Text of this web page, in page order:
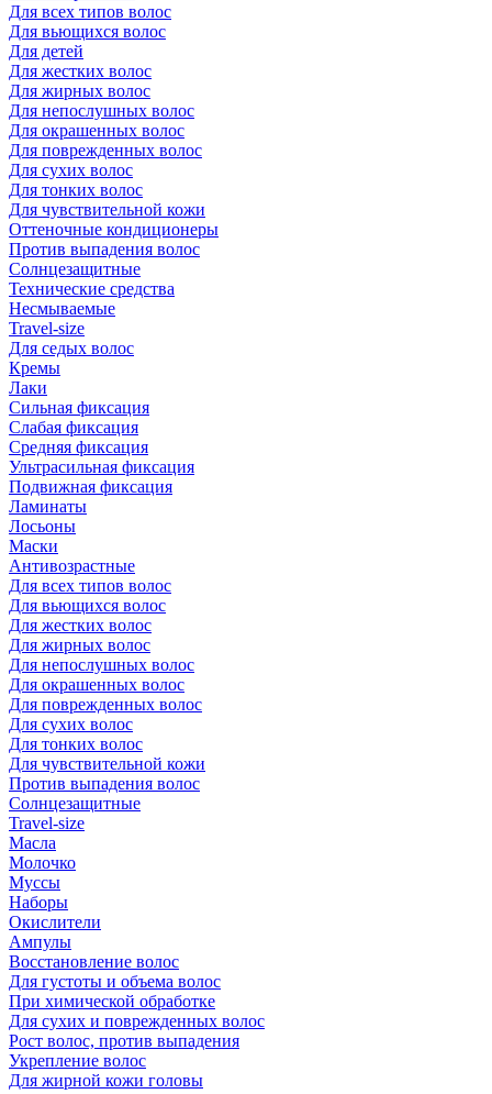
Для всех типов волос
Для вьющихся волос
Для детей
Для жестких волос
Для жирных волос
Для непослушных волос
Для окрашенных волос
Для поврежденных волос
Для сухих волос
Для тонких волос
Для чувствительной кожи
Оттеночные кондиционеры
Против выпадения волос
Солнцезащитные
Технические средства
Несмываемые
Travel-size
Для седых волос
Кремы
Лаки
Сильная фиксация
Слабая фиксация
Средняя фиксация
Ультрасильная фиксация
Подвижная фиксация
Ламинаты
Лосьоны
Маски
Антивозрастные
Для всех типов волос
Для вьющихся волос
Для жестких волос
Для жирных волос
Для непослушных волос
Для окрашенных волос
Для поврежденных волос
Для сухих волос
Для тонких волос
Для чувствительной кожи
Против выпадения волос
Солнцезащитные
Travel-size
Масла
Молочко
Муссы
Наборы
Окислители
Ампулы
Восстановление волос
Для густоты и объема волос
При химической обработке
Для сухих и поврежденных волос
Рост волос, против выпадения
Укрепление волос
Для жирной кожи головы